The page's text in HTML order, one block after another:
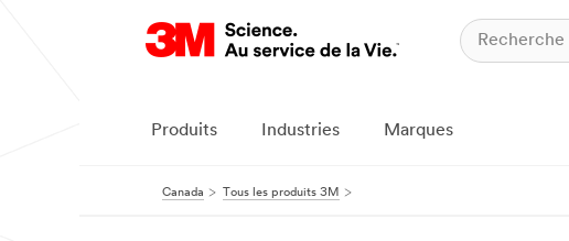
Produits Industries Marques
Canada Tous les produits 3M